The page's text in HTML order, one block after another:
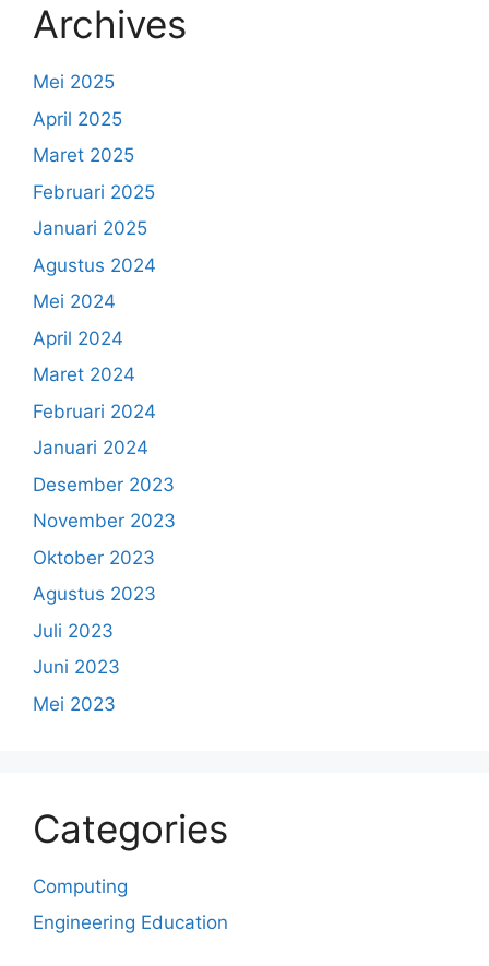
Archives
Mei 2025
April 2025
Maret 2025
Februari 2025
Januari 2025
Agustus 2024
Mei 2024
April 2024
Maret 2024
Februari 2024
Januari 2024
Desember 2023
November 2023
Oktober 2023
Agustus 2023
Juli 2023
Juni 2023
Mei 2023
Categories
Computing
Engineering Education